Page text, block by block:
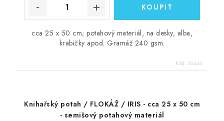
cca 25 x 50 cm; potahový materiál, na desky, alba,
krabičky apod. Gramáž 240 gsm.
Kód: 83446
Knihařský potah / FLOKÁŽ / IRIS - cca 25 x 50 cm
- semišový potahový materiál